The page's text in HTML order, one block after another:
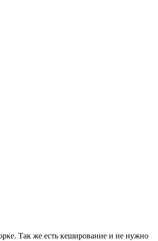
Так же есть кеширование и не нужно